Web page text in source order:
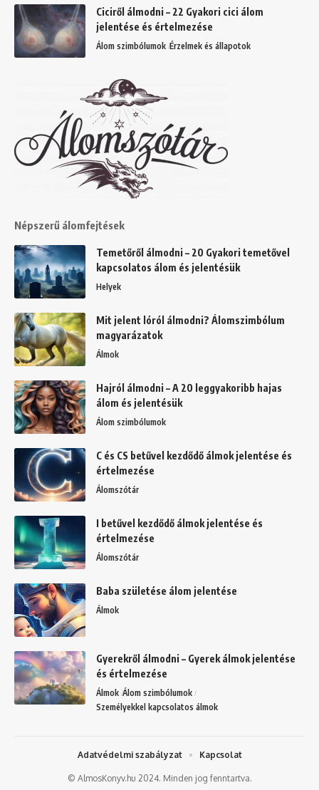
Ciciről álmodni – 22 Gyakori cici álom
jelentése és értelmezése
Álom szimbólumok Érzelmek és állapotok
Népszerű álomfejtések
Temetőről álmodni – 20 Gyakori temetővel
kapcsolatos álom és jelentésük
Helyek
Mit jelent lóról álmodni? Álomszimbólum
magyarázatok
Álmok
Hajról álmodni – A 20 leggyakoribb hajas
álom és jelentésük
Álom szimbólumok
C és CS betűvel kezdődő álmok jelentése és
értelmezése
Álomszótár
I betűvel kezdődő álmok jelentése és
értelmezése
Álomszótár
Baba születése álom jelentése
Álmok
Gyerekről álmodni – Gyerek álmok jelentése
és értelmezése
Álmok Álom szimbólumok
Személyekkel kapcsolatos álmok
© AlmosKonyv.hu 2024. Minden jog fenntartva.
Adatvédelmi szabályzat Kapcsolat